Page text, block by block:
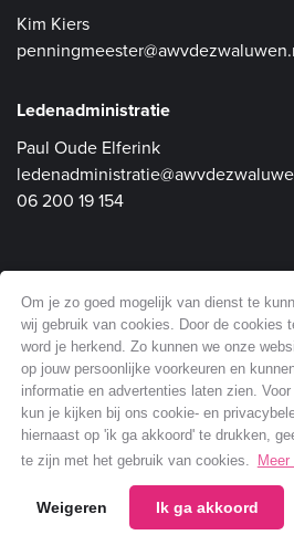
Om je zo goed mogelijk van dienst te
wij gebruik van cookies. Door de cookies
word je herkend. Zo kunnen we onze
op jouw persoonlijke voorkeuren en
informatie en advertenties laten zien.
kun je kijken bij ons cookie- en
hiernaast op 'ik ga akkoord' te drukken,
te zijn met het gebruik van cookies.
Meer
Weigeren Ik ga akkoord
Kim Kiers
Ledenadministratie
Paul Oude Elferink
06 200 19 154
Communicatie en Website
Dick Soepenberg
website@awvdezwaluwen.nl
06 518 61 353